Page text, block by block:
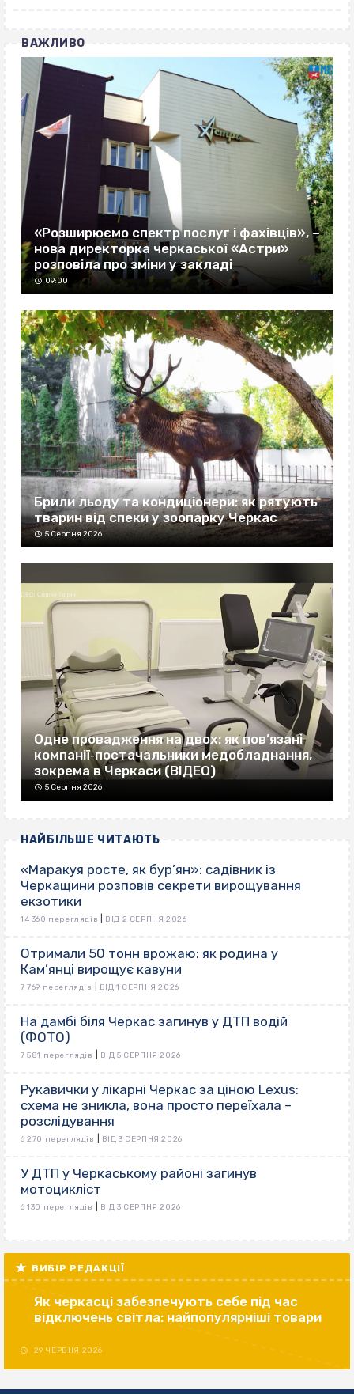
ВАЖЛИВО
«Розширюємо спектр послуг і фахівців», –
нова директорка черкаської «Астри»
розповіла про зміни у закладі
09:00
Брили льоду та кондиціонери: як рятують
тварин від спеки у зоопарку Черкас
5 Серпня 2026
Одне провадження на двох: як пов’язані
компанії‐постачальники медобладнання,
зокрема в Черкаси (ВІДЕО)
5 Серпня 2026
НАЙБІЛЬШЕ ЧИТАЮТЬ
«Маракуя росте, як бур’ян»: садівник із
Черкащини розповів секрети вирощування
екзотики
14 360 переглядів ВІД 2 СЕРПНЯ 2026
Отримали 50 тонн врожаю: як родина у
Кам’янці вирощує кавуни
7 769 переглядів ВІД 1 СЕРПНЯ 2026
На дамбі біля Черкас загинув у ДТП водій
(ФОТО)
7 581 переглядів ВІД 5 СЕРПНЯ 2026
Рукавички у лікарні Черкас за ціною Lexus:
схема не зникла, вона просто переїхала –
розслідування
6 270 переглядів ВІД 3 СЕРПНЯ 2026
У ДТП у Черкаському районі загинув
мотоцикліст
6 130 переглядів ВІД 3 СЕРПНЯ 2026
ВИБІР РЕДАКЦІЇ
Як черкасці забезпечують себе під час
відключень світла: найпопулярніші товари
29 ЧЕРВНЯ 2026